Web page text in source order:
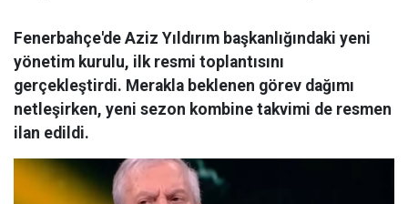
Fenerbahçe'de Aziz Yıldırım başkanlığındaki yeni
yönetim kurulu, ilk resmi toplantısını
gerçekleştirdi. Merakla beklenen görev dağımı
netleşirken, yeni sezon kombine takvimi de resmen
ilan edildi.